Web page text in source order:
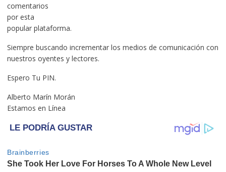
comentarios
por esta
popular plataforma.
Siempre buscando incrementar los medios de comunicación con
nuestros oyentes y lectores.
Espero Tu PIN.
Alberto Marín Morán
Estamos en Línea